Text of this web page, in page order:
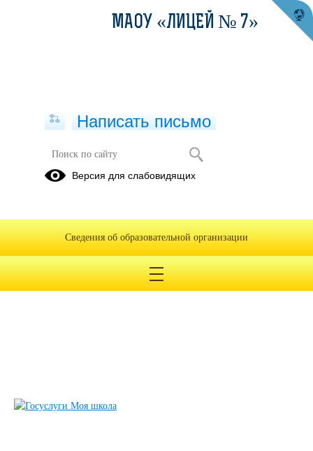
МАОУ «ЛИЦЕЙ № 7»
Написать письмо
Версия для слабовидящих
Сведения об образовательной организации